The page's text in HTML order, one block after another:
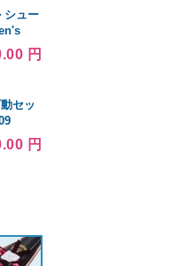
シュー
円
セッ
円